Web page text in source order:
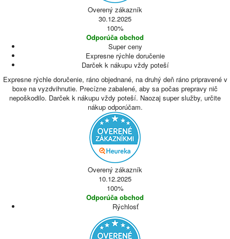
Overený zákazník
30.12.2025
100%
Odporúča obchod
Super ceny
Expresne rýchle doručenie
Darček k nákupu vždy poteší
Expresne rýchle doručenie, ráno objednané, na druhý deň ráno pripravené v
boxe na vyzdvihnutie. Precízne zabalené, aby sa počas prepravy nič
nepoškodilo. Darček k nákupu vždy poteší. Naozaj super služby, určite
nákup odporúčam.
Overený zákazník
10.12.2025
100%
Odporúča obchod
Rýchlosť